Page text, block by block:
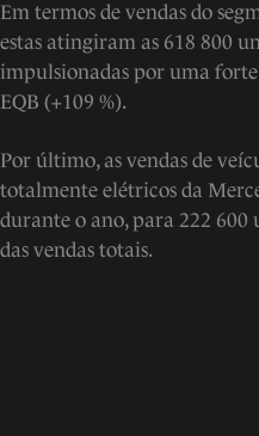
Em termos de vendas do
estas atingiram as 618 800
impulsionadas por uma
EQB (+109 %).
Por último, as vendas de
totalmente elétricos da
durante o ano, para 222 600
das vendas totais.